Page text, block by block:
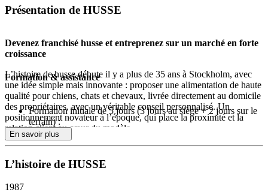
Présentation de HUSSE
Devenez franchisé husse et entreprenez sur un marché en forte
croissance
L’histoire de husse débute il y a plus de 35 ans à Stockholm, avec
une idée simple mais innovante : proposer une alimentation de haute
qualité pour chiens, chats et chevaux, livrée directement au domicile
des propriétaires, avec un véritable conseil personnalisé. Un
positionnement novateur à l’époque, qui place la proximité et la
relation client au cœur du modèle.
Très rapidement, ce modèle s’organise autour d’un principe clé :un
réseau d’entrepreneurs indépendants
développent la marque localement. Chaque franchisé gère son
Formation & assistance
Formation initiale de 5 jours (3 jours au siège + 2 jours sur le
terrain) :
Formation produits et techniques
Formation commerciale et techniques de vente
Formation et assistance en continu :
En savoir plus
L’histoire de HUSSE
1987